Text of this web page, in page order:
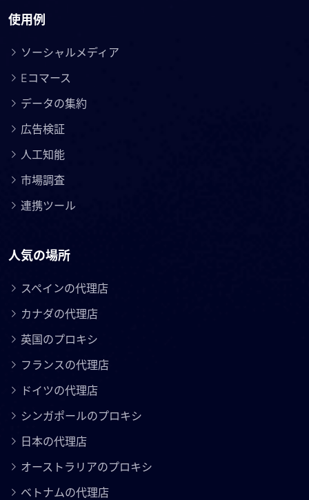
使用例
ソーシャルメディア
Eコマース
データの集約
広告検証
人工知能
市場調査
連携ツール
人気の場所
スペインの代理店
カナダの代理店
英国のプロキシ
フランスの代理店
ドイツの代理店
シンガポールのプロキシ
日本の代理店
オーストラリアのプロキシ
ベトナムの代理店